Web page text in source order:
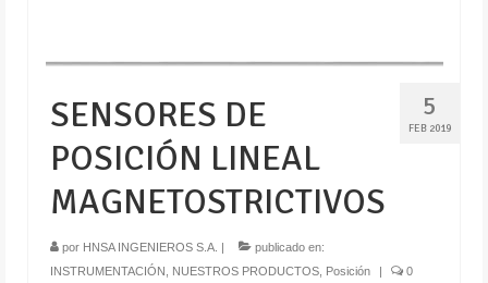
5
FEB 2019
SENSORES DE
POSICIÓN LINEAL
MAGNETOSTRICTIVOS
por HNSA INGENIEROS S.A.
publicado en:
INSTRUMENTACIÓN
NUESTROS PRODUCTOS Posición 0